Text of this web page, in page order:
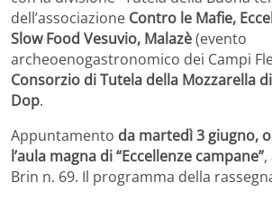
dell’associazione Contro le Mafie,
Slow Food Vesuvio, Malazè(evento
archeoenogastronomico dei Campi
Consorzio di Tutela della Mozzarella
Dop.
Appuntamento da martedì 3 giugno,
l’aula magna di “Eccellenze campane”
Brin n. 69. Il programma della